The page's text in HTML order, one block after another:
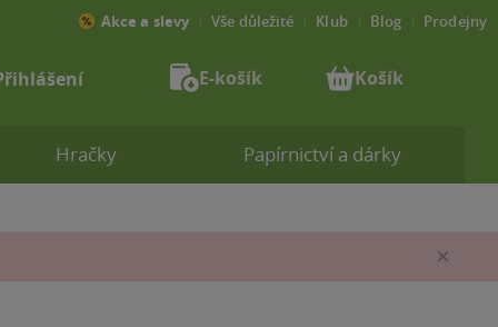
Hračky Papírnictví a dárky
Akce a slevy Vše důležité Klub Blog Prodejny
E-košík Košík